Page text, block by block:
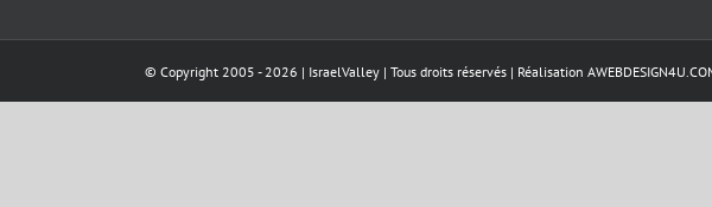
© Copyright 2005 -2026 | IsraelValley | Tous droits réservés | Réalisation